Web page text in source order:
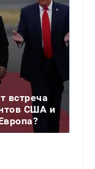
встреча
США и